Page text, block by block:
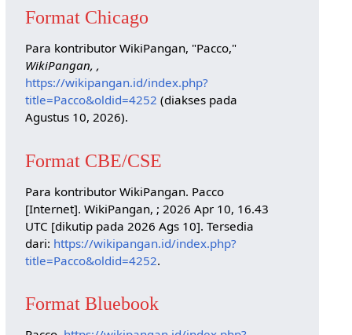
Format Chicago
Para kontributor WikiPangan, "Pacco,"
WikiPangan, ,
https://wikipangan.id/index.php?
title=Pacco&oldid=4252 (diakses pada
Agustus 10, 2026).
Format CBE/CSE
Para kontributor WikiPangan. Pacco
[Internet]. WikiPangan, ; 2026 Apr 10, 16.43
UTC [dikutip pada 2026 Ags 10]. Tersedia
dari: https://wikipangan.id/index.php?
title=Pacco&oldid=4252.
Format Bluebook